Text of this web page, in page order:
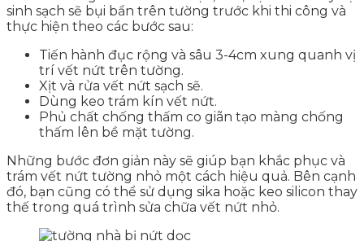
sinh sạch sẽ bụi bẩn trên tường trước khi thi công và
thực hiện theo các bước sau:
Tiến hành đục rộng và sâu 3-4cm xung quanh vị
trí vết nứt trên tường.
Xịt và rửa vết nứt sạch sẽ.
Dùng keo trám kín vết nứt.
Phủ chất chống thấm co giãn tạo màng chống
thấm lên bề mặt tường.
Những bước đơn giản này sẽ giúp bạn khắc phục và
trám vết nứt tường nhỏ một cách hiệu quả. Bên cạnh
đó, bạn cũng có thể sử dụng sika hoặc keo silicon thay
thế trong quá trình sửa chữa vết nứt nhỏ.